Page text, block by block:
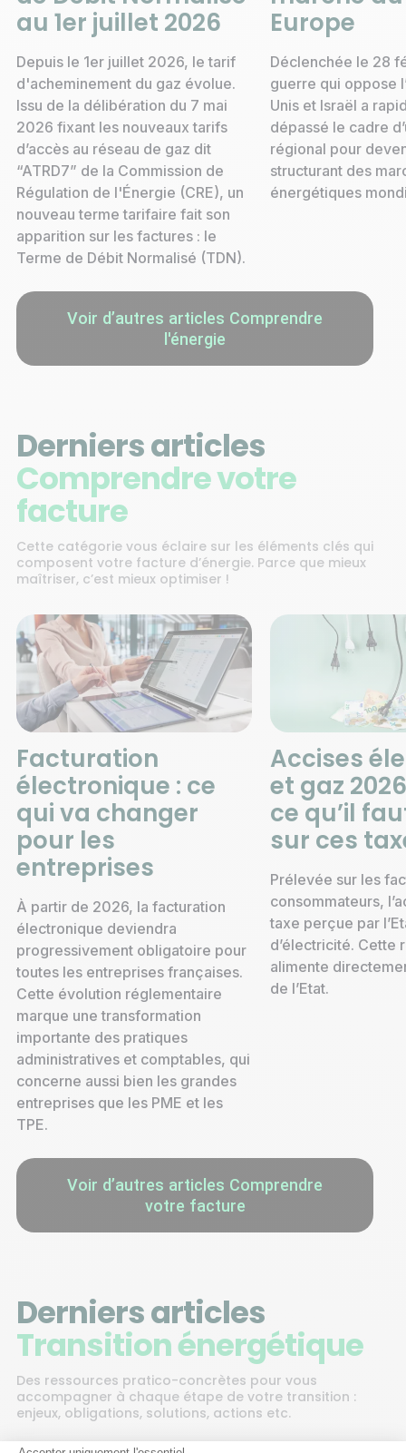
au 1er juillet 2026
Depuis le 1er juillet 2026, le tarif
d'acheminement du gaz évolue.
Issu de la délibération du 7 mai
2026 fixant les nouveaux tarifs
d’accès au réseau de gaz dit
“ATRD7” de la Commission de
Régulation de l'Énergie (CRE), un
nouveau terme tarifaire fait son
apparition sur les factures : le
Terme de Débit Normalisé (TDN).
Europe
Déclenchée le 28
guerre qui oppose
Unis et Israël a
dépassé le cadre
régional pour
structurant des
énergétiques
Voir d’autres articles Comprendre
l'énergie
Derniers articles
Comprendre votre
facture
Cette catégorie vous éclaire sur les éléments clés qui
composent votre facture d’énergie. Parce que mieux
maîtriser, c’est mieux optimiser !
Facturation
électronique : ce
qui va changer
pour les
entreprises
À partir de 2026, la facturation
électronique deviendra
progressivement obligatoire pour
toutes les entreprises françaises.
Cette évolution réglementaire
marque une transformation
importante des pratiques
administratives et comptables, qui
concerne aussi bien les grandes
entreprises que les PME et les
TPE.
Accises
et gaz
ce qu’il
sur ces
Prélevée sur les
consommateurs,
taxe perçue par
d’électricité. Cette
alimente
de l’Etat.
Voir d’autres articles Comprendre
votre facture
Derniers articles
Transition énergétique
Des ressources pratico-concrètes pour vous
accompagner à chaque étape de votre transition :
enjeux, obligations, solutions, actions etc.